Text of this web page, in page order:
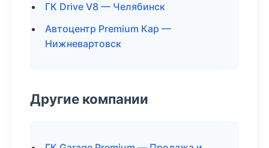
ГК Drive V8 — Челябинск
Автоцентр Premium Кар —
Нижневартовск
Другие компании